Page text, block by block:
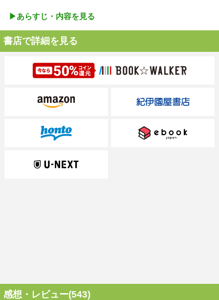
▶︎あらすじ・内容を見る
書店で詳細を見る
感想・レビュー(543)